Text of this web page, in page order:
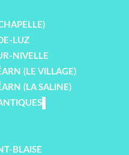
LUZ
NIVELLE
(LE VILLAGE)
(LA SALINE)
BLAISE